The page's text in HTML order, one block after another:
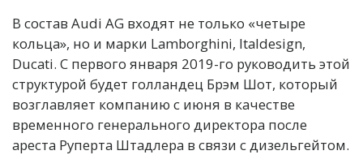
В состав Audi AG входят не только «четыре
кольца», но и марки Lamborghini, Italdesign,
Ducati. С первого января 2019-го руководить этой
структурой будет голландец Брэм Шот, который
возглавляет компанию с июня в качестве
временного генерального директора после
ареста Руперта Штадлера в связи с дизельгейтом.